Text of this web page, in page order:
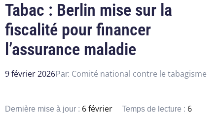
Tabac : Berlin mise sur la
fiscalité pour financer
l’assurance maladie
9 février 2026Par: Comité national contre le tabagisme
Dernière mise à jour : 6 février
Temps de lecture : 6